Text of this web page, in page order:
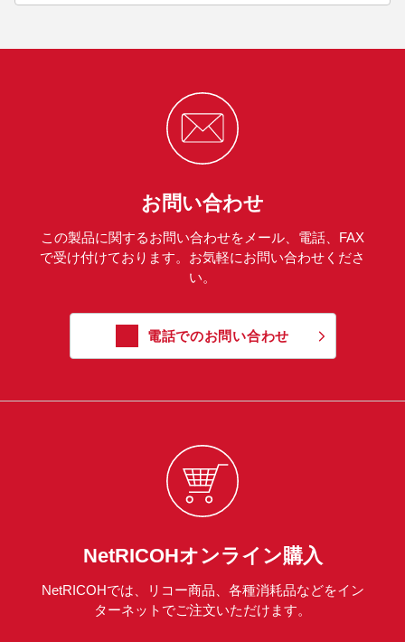
お問い合わせ
この製品に関するお問い合わせをメール、電話、FAX
で受け付けております。お気軽にお問い合わせくださ
い。
電話でのお問い合わせ
NetRICOHオンライン購入
NetRICOHでは、リコー商品、各種消耗品などをイン
ターネットでご注文いただけます。